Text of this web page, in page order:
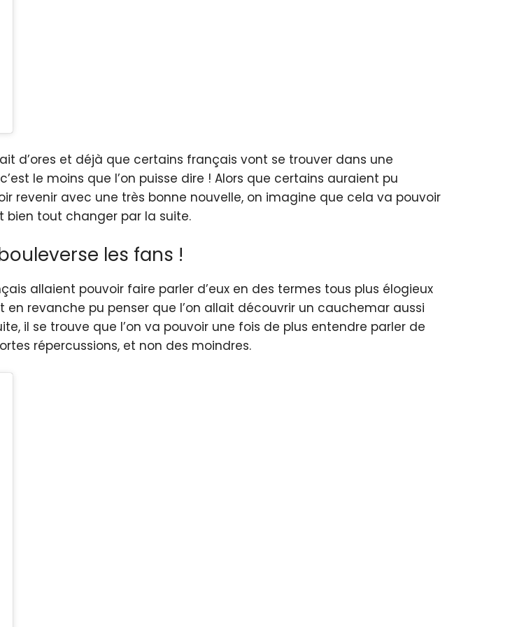
d’ores et déjà que certains français vont se trouver dans une
le moins que l’on puisse dire ! Alors que certains auraient pu
revenir avec une très bonne nouvelle, on imagine que cela va pouvoir
bien tout changer par la suite.
les fans !
allaient pouvoir faire parler d’eux en des termes tous plus élogieux
revanche pu penser que l’on allait découvrir un cauchemar aussi
il se trouve que l’on va pouvoir une fois de plus entendre parler de
répercussions, et non des moindres.